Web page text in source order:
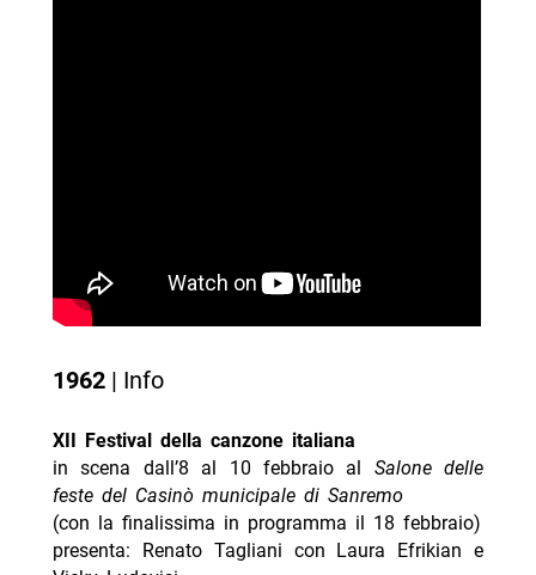
1962| Info
XII Festival della canzone italiana
in scena dall’8 al 10 febbraio al Salone delle
feste del Casinò municipale di Sanremo
(con la finalissima in programma il 18 febbraio)
presenta: Renato Tagliani con Laura Efrikian e